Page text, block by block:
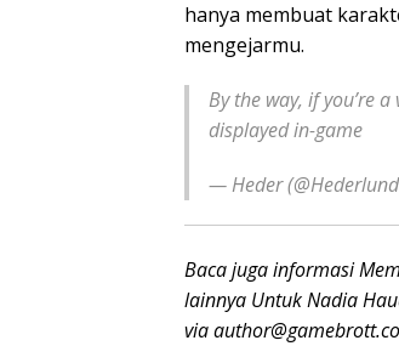
hanya membuat
mengejarmu.
By the way, if you’re
displayed in-game
— Heder
Baca juga informasi
lainnya Untuk Nadia
via